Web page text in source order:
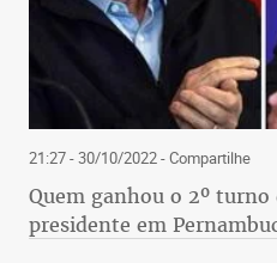
21:27 - 30/10/2022- Compartilhe
Quem ganhou o 2º turno
presidente em